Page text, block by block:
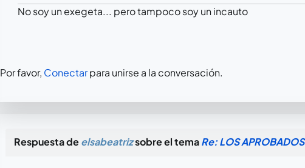
No soy un exegeta... pero tampoco soy un incauto
Por favor, Conectarpara unirse a la conversación.
Respuesta deelsabeatrizsobre el temaRe: LOS APROBADOS